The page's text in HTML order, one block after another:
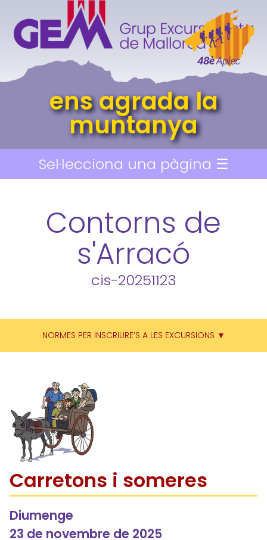
ens agrada la
muntanya
Sel·lecciona una pàgina ☰
Contorns de
s'Arracó
cis-20251123
NORMES PER INSCRIURE’S A LES EXCURSIONS ▼
Carretons i someres
Diumenge
23 de novembre de 2025